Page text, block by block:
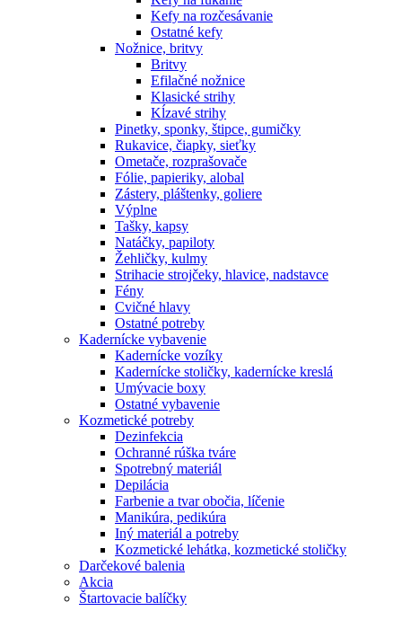
Kefy na rozčesávanie
Ostatné kefy
Nožnice, britvy
Britvy
Efilačné nožnice
Klasické strihy
Kĺzavé strihy
Pinetky, sponky, štipce, gumičky
Rukavice, čiapky, sieťky
Ometače, rozprašovače
Fólie, papieriky, alobal
Zástery, pláštenky, goliere
Výplne
Tašky, kapsy
Natáčky, papiloty
Žehličky, kulmy
Strihacie strojčeky, hlavice, nadstavce
Fény
Cvičné hlavy
Ostatné potreby
Kadernícke vybavenie
Kadernícke vozíky
Kadernícke stoličky, kadernícke kreslá
Umývacie boxy
Ostatné vybavenie
Kozmetické potreby
Dezinfekcia
Ochranné rúška tváre
Spotrebný materiál
Depilácia
Farbenie a tvar obočia, líčenie
Manikúra, pedikúra
Iný materiál a potreby
Kozmetické lehátka, kozmetické stoličky
Darčekové balenia
Akcia
Štartovacie balíčky